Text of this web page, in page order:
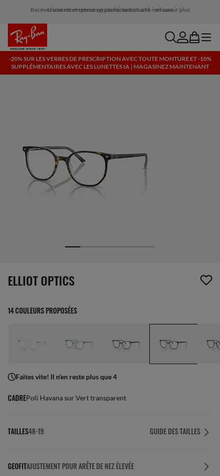
Livraison et retours gratuits, lunettes IA incluses
searchaccount
bag menu
-20% SUR LES VERRES DE PRESCRIPTION AVEC TOUTE MONTURE ET -10%
SUPPLÉMENTAIRES AVEC LES LUNETTES IA | MAGASINEZ MAINTENANT
1 article a été retiré de votre liste de souhaits
ELLIOT OPTICS
14 COULEURS PROPOSÉES
Faites vite! Il n’en reste plus que 4
CADREPoli Havana sur Vert transparent
TAILLES48-19 GUIDE DES TAILLES
GEOFITAJUSTEMENT POUR ARÊTE DE NEZ ÉLEVÉE